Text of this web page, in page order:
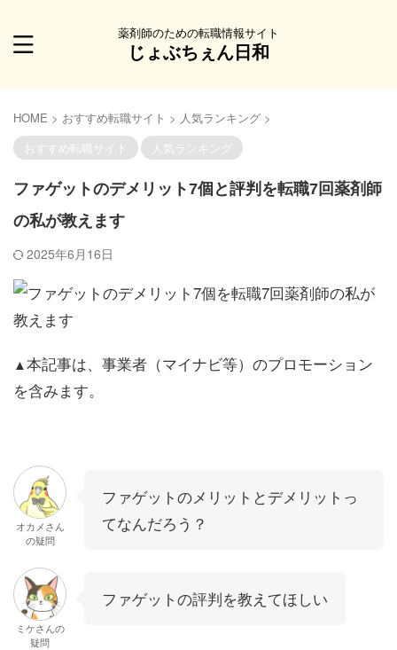
薬剤師のための転職情報サイト
じょぶちぇん日和
HOME > おすすめ転職サイト > 人気ランキング >
おすすめ転職サイト
人気ランキング
ファゲットのデメリット7個と評判を転職7回薬剤師
の私が教えます
2025年6月16日
▲本記事は、事業者（マイナビ等）のプロモーション
を含みます。
オカメさん
の疑問
ファゲットのメリットとデメリットっ
てなんだろう？
ミケさんの
疑問
ファゲットの評判を教えてほしい